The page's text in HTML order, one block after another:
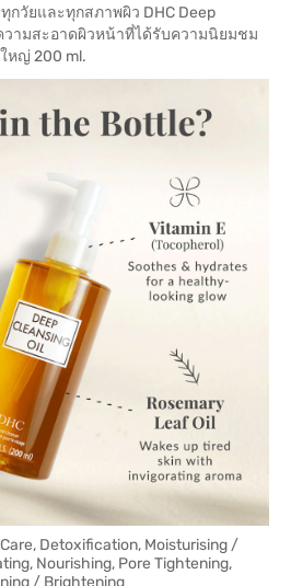
กวัยและทุกสภาพผิว DHC Deep
วามสะอาดผิวหน้าที่ได้รับความนิยมชม
หญ่ 200 ml.
Detoxification, Moisturising /
Nourishing, Pore Tightening,
/ Brightening